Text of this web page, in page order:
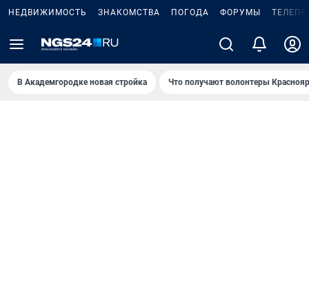
НЕДВИЖИМОСТЬ ЗНАКОМСТВА ПОГОДА ФОРУМЫ
В Академгородке новая стройка Что получают волонтеры